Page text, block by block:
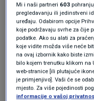
Gordana
Bespredmetne su
državi je HDZ
Mi i naši partneri 603
pregledavanju ili jedinstveni
uređaju. Odabirom opcije
koje podržavaju svrhe za čije
podatke. Ako su alati za
koje vidite možda više neće
na ovaj izbornik kako biste
bilo kojem trenutku klikom na
web-stranice [ili plutajuće
je primjenjivo]. Vaši će se
mjesto. Za više pojedinosti
informacije o vašoj